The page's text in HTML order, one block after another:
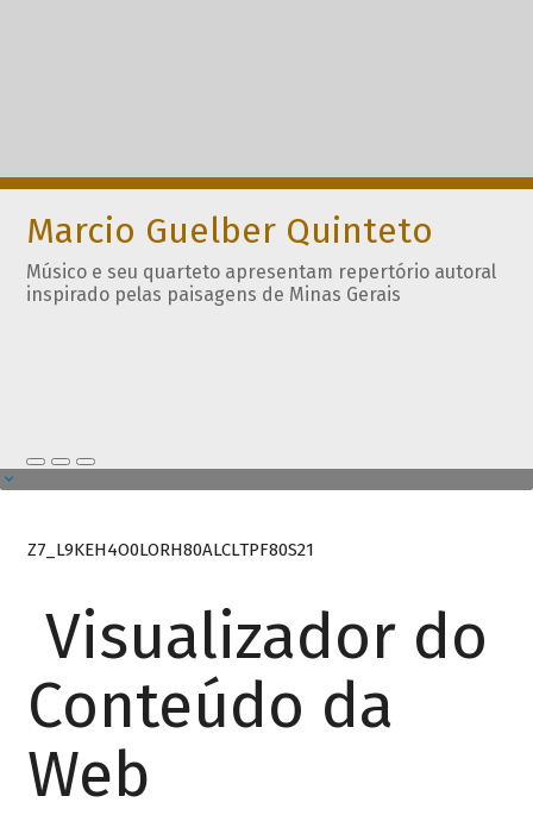
Marcio Guelber Quinteto
Músico e seu quarteto apresentam repertório autoral
inspirado pelas paisagens de Minas Gerais
Z7_L9KEH4O0LORH80ALCLTPF80S21
Visualizador do
Conteúdo da
Web